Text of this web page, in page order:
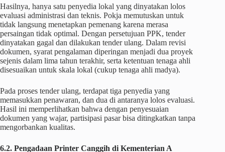
Hasilnya, hanya satu penyedia lokal yang dinyatakan lolos
evaluasi administrasi dan teknis. Pokja memutuskan untuk
tidak langsung menetapkan pemenang karena merasa
persaingan tidak optimal. Dengan persetujuan PPK, tender
dinyatakan gagal dan dilakukan tender ulang. Dalam revisi
dokumen, syarat pengalaman diperingan menjadi dua proyek
sejenis dalam lima tahun terakhir, serta ketentuan tenaga ahli
disesuaikan untuk skala lokal (cukup tenaga ahli madya).
Pada proses tender ulang, terdapat tiga penyedia yang
memasukkan penawaran, dan dua di antaranya lolos evaluasi.
Hasil ini memperlihatkan bahwa dengan penyesuaian
dokumen yang wajar, partisipasi pasar bisa ditingkatkan tanpa
mengorbankan kualitas.
6.2. Pengadaan Printer Canggih di Kementerian A